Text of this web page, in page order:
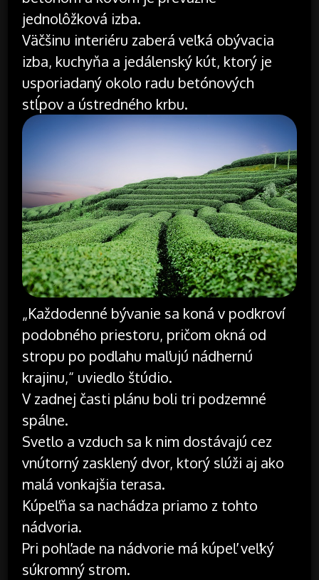
jednolôžková izba.
Väčšinu interiéru zaberá veľká obývacia
izba, kuchyňa a jedálenský kút, ktorý je
usporiadaný okolo radu betónových
stĺpov a ústredného krbu.
„Každodenné bývanie sa koná v podkroví
podobného priestoru, pričom okná od
stropu po podlahu maľujú nádhernú
krajinu,“ uviedlo štúdio.
V zadnej časti plánu boli tri podzemné
spálne.
Svetlo a vzduch sa k nim dostávajú cez
vnútorný zasklený dvor, ktorý slúži aj ako
malá vonkajšia terasa.
Kúpeľňa sa nachádza priamo z tohto
nádvoria.
Pri pohľade na nádvorie má kúpeľ veľký
súkromný strom.